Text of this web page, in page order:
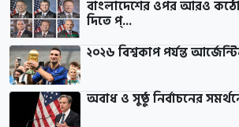
বাংলাদেশের ওপর আরও কঠোর
দিতে প্...
২০২৬ বিশ্বকাপ পর্যন্ত
অবাধ ও সুষ্ঠু নির্বাচনের